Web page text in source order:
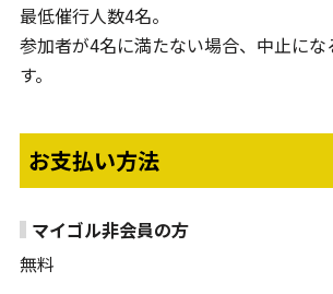
最低催行人数4名。
参加者が4名に満たない場合、中止にな
す。
お支払い方法
マイゴル非会員の方
無料